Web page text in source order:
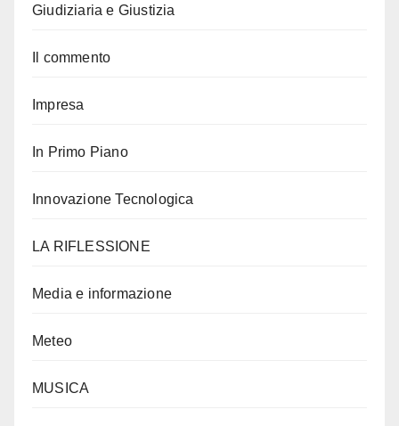
Giudiziaria e Giustizia
Il commento
Impresa
In Primo Piano
Innovazione Tecnologica
LA RIFLESSIONE
Media e informazione
Meteo
MUSICA